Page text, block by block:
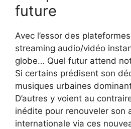
future
Avec l’essor des
streaming audio/vidéo
globe… Quel futur attend
Si certains prédisent son
musiques urbaines
D’autres y voient au
inédite pour renouveler son
internationale via ces